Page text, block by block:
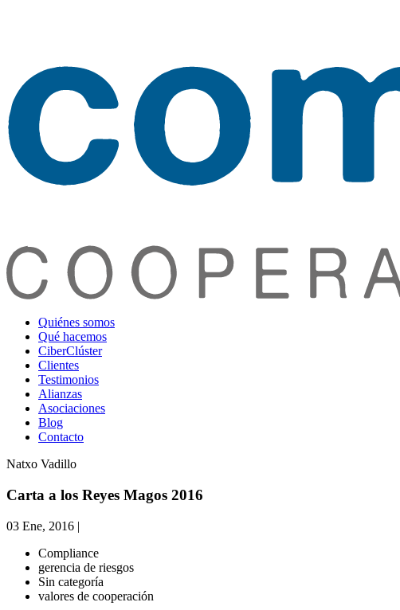
Quiénes somos
Qué hacemos
CiberClúster
Clientes
Testimonios
Alianzas
Asociaciones
Blog
Contacto
Natxo Vadillo
Carta a los Reyes Magos 2016
03 Ene, 2016 |
Compliance
gerencia de riesgos
Sin categoría
valores de cooperación